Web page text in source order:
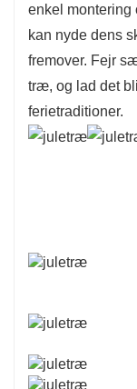
enkel montering
kan nyde dens
fremover. Fejr
træ, og lad det
ferietraditioner.